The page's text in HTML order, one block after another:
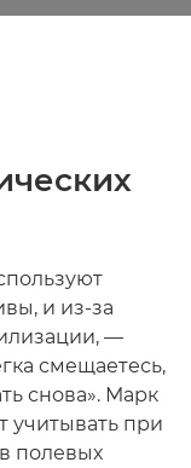
и из-за
—
смещаетесь,
снова». Марк
учитывать при
полевых